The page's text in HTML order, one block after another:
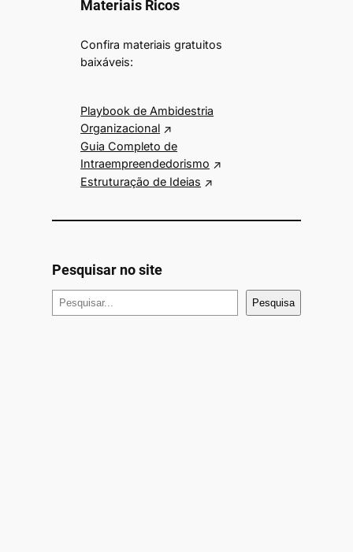
Materiais Ricos
Confira materiais gratuitos
baixáveis:
Playbook de Ambidestria
Organizacional
Guia Completo de
Intraempreendedorismo
Estruturação de Ideias
Pesquisar no site
P
e
Pesquisa